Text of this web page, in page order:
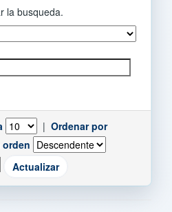
la busqueda.
| Ordenar por
orden